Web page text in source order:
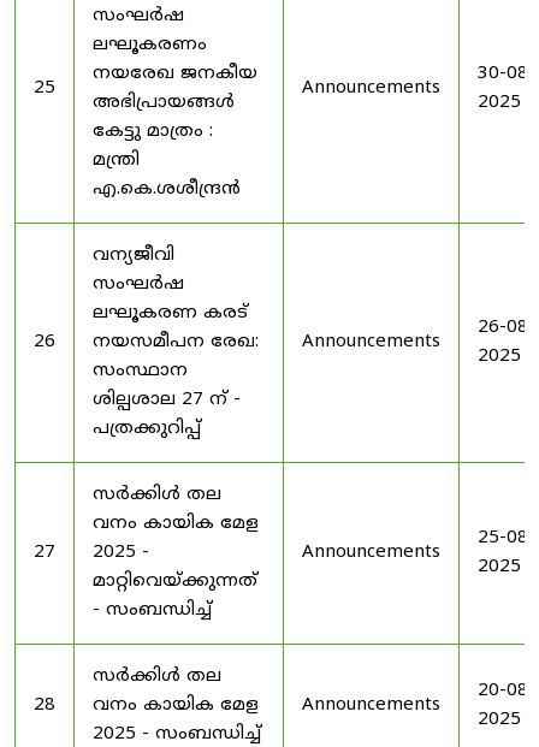
25
സംഘർഷ
ലഘൂകരണം
നയരേഖ ജനകീയ
അഭിപ്രായങ്ങൾ
കേട്ടു മാത്രം :
മന്ത്രി
എ.കെ.ശശീന്ദ്രൻ
Announcements
30-08-
2025
26
വന്യജീവി
സംഘർഷ
ലഘൂകരണ കരട്
നയസമീപന രേഖ:
സംസ്ഥാന
ശില്പശാല 27 ന് -
പത്രക്കുറിപ്പ്
Announcements
26-08-
2025
27
സർക്കിൾ തല
വനം കായിക മേള
2025 -
മാറ്റിവെയ്ക്കുന്നത്
- സംബന്ധിച്ച്
Announcements
25-08-
2025
28
സർക്കിൾ തല
വനം കായിക മേള
2025 - സംബന്ധിച്ച്
Announcements
20-08-
2025